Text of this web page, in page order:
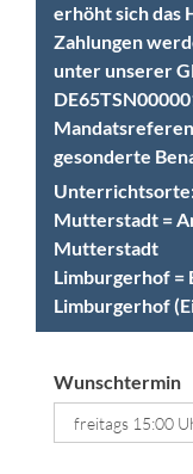
erhöht sich das
Zahlungen
unter unserer
gesonderte
Mutterstadt =
Mutterstadt
Limburgerhof =
Limburgerhof
Wunschtermin